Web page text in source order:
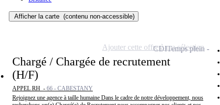
Afficher la carte (contenu non-accessible)
Chargé / Chargée de recrutement
(H/F)
APPEL RH - 66 - CABESTANY
Rejoignez une agence à taille humaine Dans le cadre de notre développement, nous
CDITemps plein
Ajouter cette offre à ma sélection